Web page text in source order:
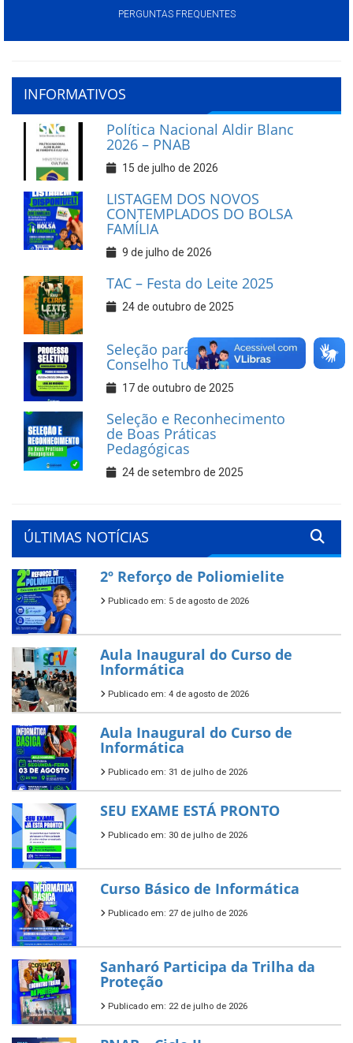
PERGUNTAS FREQUENTES
INFORMATIVOS
Política Nacional Aldir Blanc
2026 – PNAB
15 de julho de 2026
LISTAGEM DOS NOVOS
CONTEMPLADOS DO BOLSA
FAMÍLIA
9 de julho de 2026
TAC – Festa do Leite 2025
24 de outubro de 2025
Seleção para Suplentes do
Conselho Tutelar
17 de outubro de 2025
Seleção e Reconhecimento
de Boas Práticas
Pedagógicas
24 de setembro de 2025
ÚLTIMAS NOTÍCIAS
2º Reforço de Poliomielite
Publicado em: 5 de agosto de 2026
Aula Inaugural do Curso de
Informática
Publicado em: 4 de agosto de 2026
Aula Inaugural do Curso de
Informática
Publicado em: 31 de julho de 2026
SEU EXAME ESTÁ PRONTO
Publicado em: 30 de julho de 2026
Curso Básico de Informática
Publicado em: 27 de julho de 2026
Sanharó Participa da Trilha da
Proteção
Publicado em: 22 de julho de 2026